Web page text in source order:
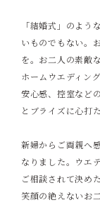
「結婚式」のよう
いものでもない。
を。お二人の素敵
ホームウエディン
安心感、控室など
とブライズに心打
新婦からご両親へ
なりました。ウエ
ご相談されて決め
笑顔の絶えないお